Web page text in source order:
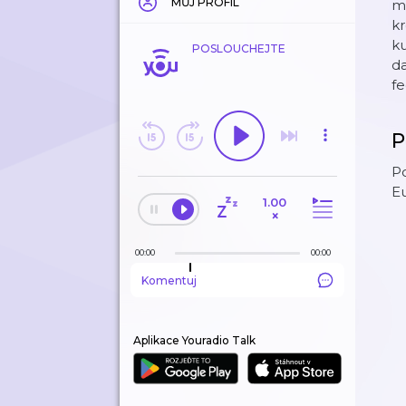
POSLOUCHEJTE
1.00
×
00:00 00:00
Komentuj
Aplikace Youradio Talk